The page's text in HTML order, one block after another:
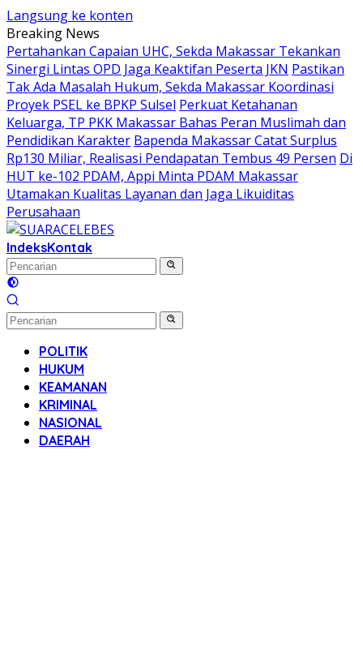
Langsung ke konten
Breaking News
Pertahankan Capaian UHC, Sekda Makassar Tekankan
Sinergi Lintas OPD Jaga Keaktifan Peserta JKN Pastikan
Tak Ada Masalah Hukum, Sekda Makassar Koordinasi
Proyek PSEL ke BPKP Sulsel Perkuat Ketahanan
Keluarga, TP PKK Makassar Bahas Peran Muslimah dan
Pendidikan Karakter Bapenda Makassar Catat Surplus
Rp130 Miliar, Realisasi Pendapatan Tembus 49 Persen Di
HUT ke-102 PDAM, Appi Minta PDAM Makassar
Utamakan Kualitas Layanan dan Jaga Likuiditas
Perusahaan
IndeksKontak
POLITIK
HUKUM
KEAMANAN
KRIMINAL
NASIONAL
DAERAH